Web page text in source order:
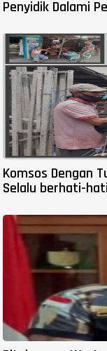
Penyidik Dalami
Komsos Dengan
Selalu berhati-